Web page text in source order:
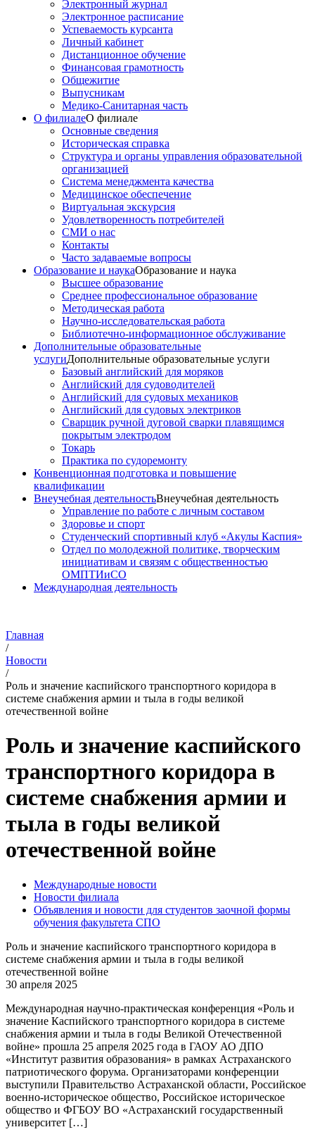
Электронный журнал
Электронное расписание
Успеваемость курсанта
Личный кабинет
Дистанционное обучение
Финансовая грамотность
Общежитие
Выпусникам
Медико-Санитарная часть
О филиалеО филиале
Основные сведения
Историческая справка
Структура и органы управления образовательной
организацией
Система менеджмента качества
Медицинское обеспечение
Виртуальная экскурсия
Удовлетворенность потребителей
СМИ о нас
Контакты
Часто задаваемые вопросы
Образование и наукаОбразование и наука
Высшее образование
Среднее профессиональное образование
Методическая работа
Научно-исследовательская работа
Библиотечно-информационное обслуживание
Дополнительные образовательные
услугиДополнительные образовательные услуги
Базовый английский для моряков
Английский для судоводителей
Английский для судовых механиков
Английский для судовых электриков
Cварщик ручной дуговой сварки плавящимся
покрытым электродом
Токарь
Практика по судоремонту
Конвенционная подготовка и повышение
квалификации
Внеучебная деятельностьВнеучебная деятельность
Управление по работе с личным составом
Здоровье и спорт
Студенческий спортивный клуб «Акулы Каспия»
Отдел по молодежной политике, творческим
инициативам и связям с общественностью
ОМПТИиСО
Международная деятельность
Главная
/
Новости
/
Роль и значение каспийского транспортного коридора в
системе снабжения армии и тыла в годы великой
отечественной войне
Роль и значение каспийского
транспортного коридора в
системе снабжения армии и
тыла в годы великой
отечественной войне
Международные новости
Новости филиала
Объявления и новости для студентов заочной формы
обучения факультета СПО
Роль и значение каспийского транспортного коридора в
системе снабжения армии и тыла в годы великой
отечественной войне
30 апреля 2025
Международная научно-практическая конференция «Роль и
значение Каспийского транспортного коридора в системе
снабжения армии и тыла в годы Великой Отечественной
войне» прошла 25 апреля 2025 года в ГАОУ АО ДПО
«Институт развития образования» в рамках Астраханского
патриотического форума. Организаторами конференции
выступили Правительство Астраханской области, Российское
военно-историческое общество, Российское историческое
общество и ФГБОУ ВО «Астраханский государственный
университет […]